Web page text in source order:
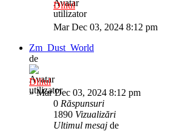
Diliul
Mar Dec 03, 2024 8:12 pm
Zm_Dust_World
de
Diliul
»Mar Dec 03, 2024 8:12 pm
0 Răspunsuri
1890 Vizualizări
Ultimul mesaj de